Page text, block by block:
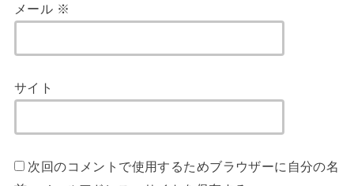
メール ※
サイト
次回のコメントで使用するためブラウザーに自分の名